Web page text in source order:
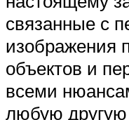
связанные с
изображения
объектов и
всеми
любую другую